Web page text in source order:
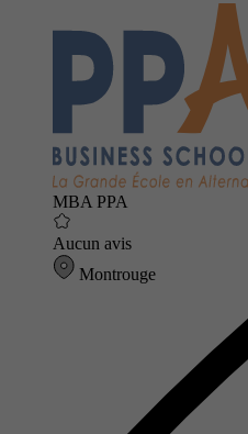
MBA PPA
Aucun avis
Montrouge